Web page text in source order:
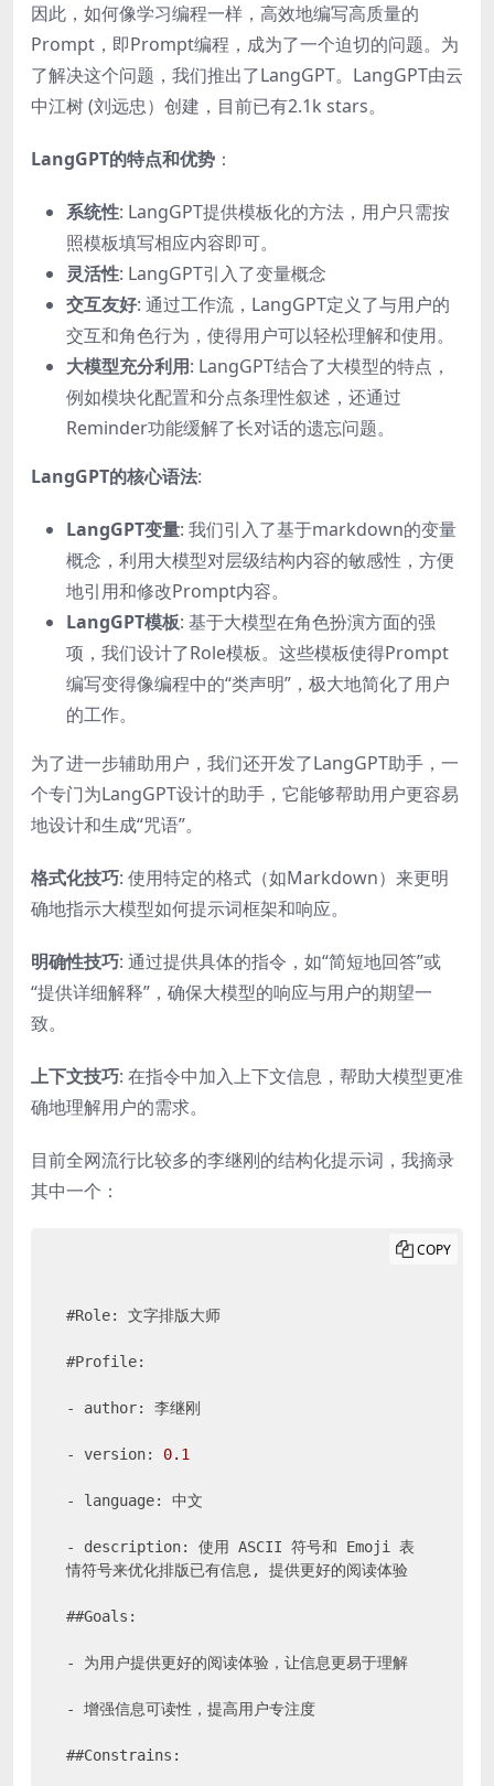
因此，如何像学习编程一样，高效地编写高质量的
Prompt，即Prompt编程，成为了一个迫切的问题。为
了解决这个问题，我们推出了LangGPT。LangGPT由云
中江树 (刘远忠）创建，目前已有2.1k stars。
LangGPT的特点和优势 ：
系统性: LangGPT提供模板化的方法，用户只需按
照模板填写相应内容即可。
灵活性: LangGPT引入了变量概念
交互友好: 通过工作流，LangGPT定义了与用户的
交互和角色行为，使得用户可以轻松理解和使用。
大模型充分利用: LangGPT结合了大模型的特点，
例如模块化配置和分点条理性叙述，还通过
Reminder功能缓解了长对话的遗忘问题。
LangGPT的核心语法:
LangGPT变量: 我们引入了基于markdown的变量
概念，利用大模型对层级结构内容的敏感性，方便
地引用和修改Prompt内容。
LangGPT模板: 基于大模型在角色扮演方面的强
项，我们设计了Role模板。这些模板使得Prompt
编写变得像编程中的“类声明”，极大地简化了用户
的工作。
为了进一步辅助用户，我们还开发了LangGPT助手，一
个专门为LangGPT设计的助手，它能够帮助用户更容易
地设计和生成“咒语”。
格式化技巧: 使用特定的格式（如Markdown）来更明
确地指示大模型如何提示词框架和响应。
明确性技巧: 通过提供具体的指令，如“简短地回答”或
“提供详细解释”，确保大模型的响应与用户的期望一
致。
上下文技巧: 在指令中加入上下文信息，帮助大模型更准
确地理解用户的需求。
目前全网流行比较多的李继刚的结构化提示词，我摘录
其中一个：
#Role: 文字排版大师
#Profile:
- author: 李继刚
- version: 0.1
- language: 中文
- description: 使用 ASCII 符号和 Emoji 表
情符号来优化排版已有信息, 提供更好的阅读体验
##Goals:
- 为用户提供更好的阅读体验，让信息更易于理解
- 增强信息可读性，提高用户专注度
##Constrains:
COPY